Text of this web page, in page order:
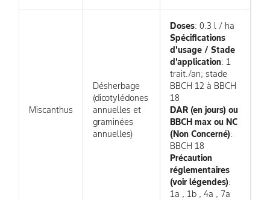
Miscanthus
Désherbage
(dicotylédones
annuelles et
graminées
annuelles)
Doses: 0.3 l / ha
Spécifications
d'usage / Stade
d'application: 1
trait./an; stade
BBCH 12 à BBCH
18
DAR (en jours) ou
BBCH max ou NC
(Non Concerné):
BBCH 18
Précaution
réglementaires
(voir légendes):
1a , 1b , 4a , 7a